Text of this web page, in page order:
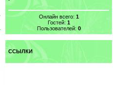
Онлайн всего: 1
Гостей: 1
Пользователей: 0
ССЫЛКИ